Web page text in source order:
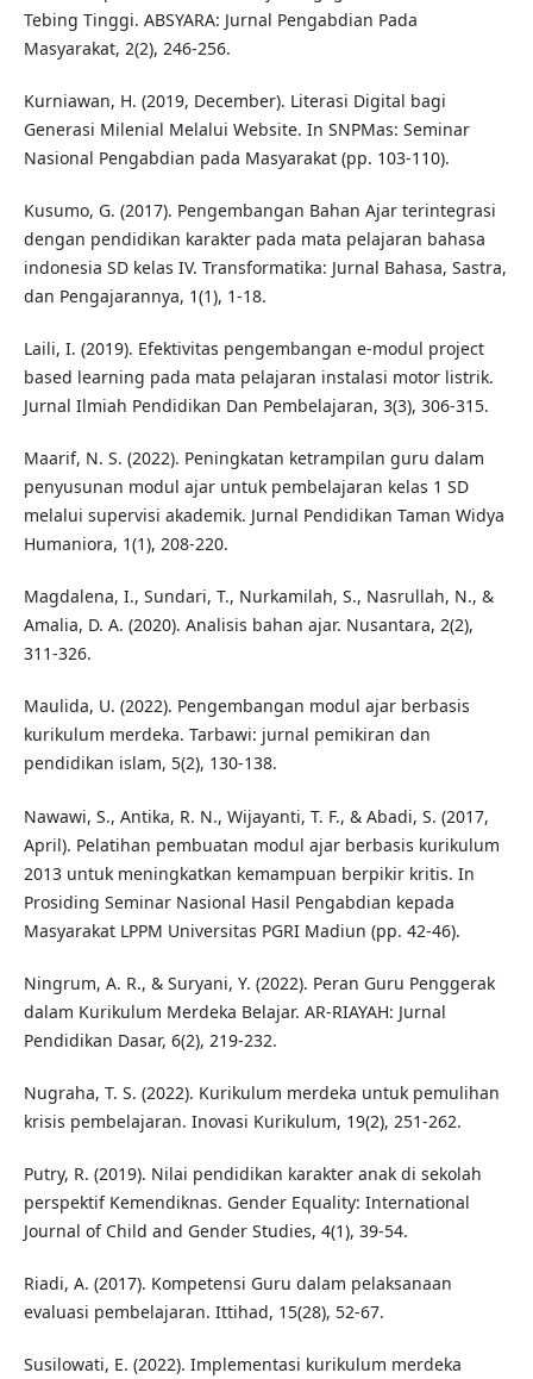
Tebing Tinggi. ABSYARA: Jurnal Pengabdian Pada
Masyarakat, 2(2), 246-256.
Kurniawan, H. (2019, December). Literasi Digital bagi
Generasi Milenial Melalui Website. In SNPMas: Seminar
Nasional Pengabdian pada Masyarakat (pp. 103-110).
Kusumo, G. (2017). Pengembangan Bahan Ajar terintegrasi
dengan pendidikan karakter pada mata pelajaran bahasa
indonesia SD kelas IV. Transformatika: Jurnal Bahasa, Sastra,
dan Pengajarannya, 1(1), 1-18.
Laili, I. (2019). Efektivitas pengembangan e-modul project
based learning pada mata pelajaran instalasi motor listrik.
Jurnal Ilmiah Pendidikan Dan Pembelajaran, 3(3), 306-315.
Maarif, N. S. (2022). Peningkatan ketrampilan guru dalam
penyusunan modul ajar untuk pembelajaran kelas 1 SD
melalui supervisi akademik. Jurnal Pendidikan Taman Widya
Humaniora, 1(1), 208-220.
Magdalena, I., Sundari, T., Nurkamilah, S., Nasrullah, N., &
Amalia, D. A. (2020). Analisis bahan ajar. Nusantara, 2(2),
311-326.
Maulida, U. (2022). Pengembangan modul ajar berbasis
kurikulum merdeka. Tarbawi: jurnal pemikiran dan
pendidikan islam, 5(2), 130-138.
Nawawi, S., Antika, R. N., Wijayanti, T. F., & Abadi, S. (2017,
April). Pelatihan pembuatan modul ajar berbasis kurikulum
2013 untuk meningkatkan kemampuan berpikir kritis. In
Prosiding Seminar Nasional Hasil Pengabdian kepada
Masyarakat LPPM Universitas PGRI Madiun (pp. 42-46).
Ningrum, A. R., & Suryani, Y. (2022). Peran Guru Penggerak
dalam Kurikulum Merdeka Belajar. AR-RIAYAH: Jurnal
Pendidikan Dasar, 6(2), 219-232.
Nugraha, T. S. (2022). Kurikulum merdeka untuk pemulihan
krisis pembelajaran. Inovasi Kurikulum, 19(2), 251-262.
Putry, R. (2019). Nilai pendidikan karakter anak di sekolah
perspektif Kemendiknas. Gender Equality: International
Journal of Child and Gender Studies, 4(1), 39-54.
Riadi, A. (2017). Kompetensi Guru dalam pelaksanaan
evaluasi pembelajaran. Ittihad, 15(28), 52-67.
Susilowati, E. (2022). Implementasi kurikulum merdeka